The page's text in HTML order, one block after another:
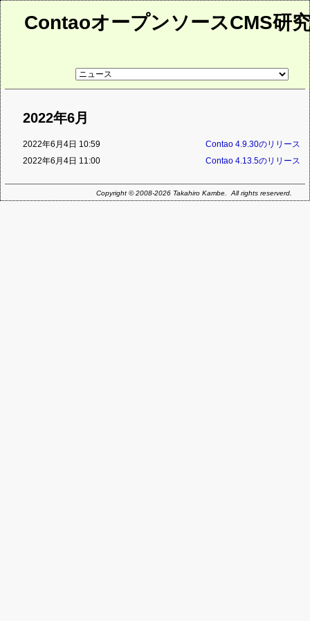
ContaoオープンソースCMS研
リ
ペ
ー
2022年6月
2022年6月4日 10:59
Contao 4.9.30のリリース
2022年6月4日 11:00
Contao 4.13.5のリリース
Copyright © 2008-2026 Takahiro Kambe. All rights reserverd.